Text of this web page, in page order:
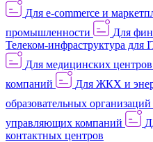
Для e-commerce и
промышленности
Для
Телеком-инфраструктура для
Для медицинских центров
компаний
Для ЖКХ и
образовательных организаций
управляющих компаний
контактных центров